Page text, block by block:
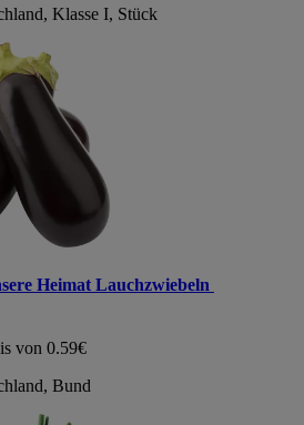
Klasse I, Stück
Heimat Lauchzwiebeln
von 0.59€
Bund